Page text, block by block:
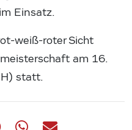
Einsatz.
weiß-roter Sicht
am 16.
statt.